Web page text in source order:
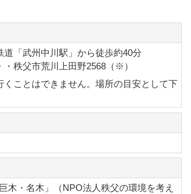
道「武州中川駅」から徒歩約40分
・秩父市荒川上田野2568（※）
ことはできません。場所の目安として下
木・名木」（NPO法人秩父の環境を考え